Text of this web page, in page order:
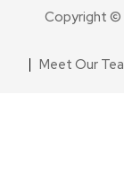
Copyright ©
Meet Our